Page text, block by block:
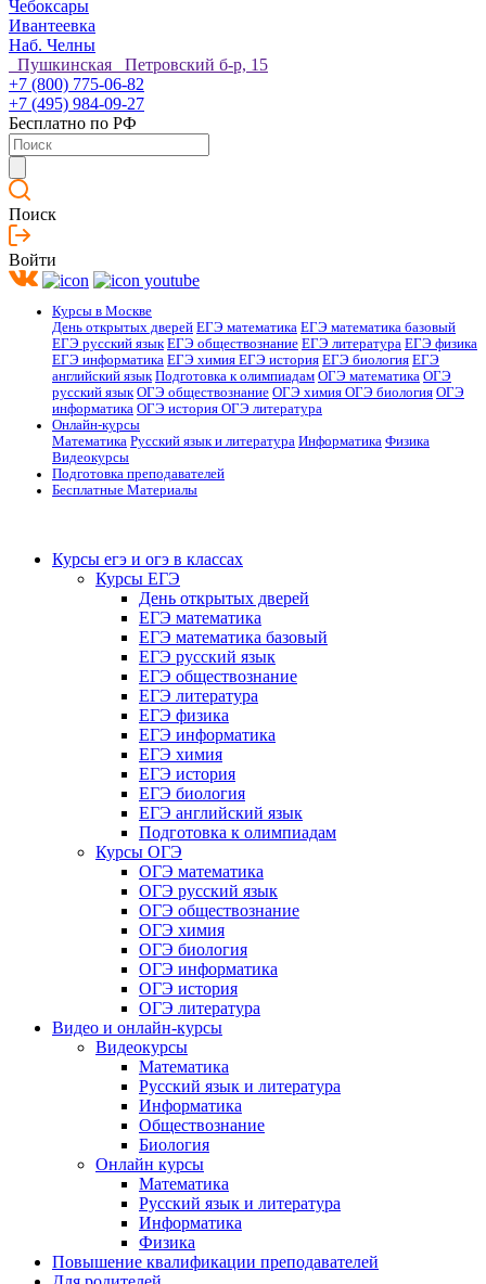
Чебоксары
Ивантеевка
Наб. Челны
Пушкинская Петровский б-р, 15
+7 (800) 775-06-82
+7 (495) 984-09-27
Бесплатно по РФ
Поиск
Войти
Курсы в Москве
День открытых дверей ЕГЭ математика ЕГЭ математика базовый
ЕГЭ русский язык ЕГЭ обществознание ЕГЭ литература ЕГЭ физика
ЕГЭ информатика ЕГЭ химия ЕГЭ история ЕГЭ биология ЕГЭ
английский язык Подготовка к олимпиадам ОГЭ математика ОГЭ
русский язык ОГЭ обществознание ОГЭ химия ОГЭ биология ОГЭ
информатика ОГЭ история ОГЭ литература
Онлайн-курсы
Математика Русский язык и литература Информатика Физика
Видеокурсы
Подготовка преподавателей
Бесплатные Материалы
Курсы егэ и огэ в классах
Курсы ЕГЭ
День открытых дверей
ЕГЭ математика
ЕГЭ математика базовый
ЕГЭ русский язык
ЕГЭ обществознание
ЕГЭ литература
ЕГЭ физика
ЕГЭ информатика
ЕГЭ химия
ЕГЭ история
ЕГЭ биология
ЕГЭ английский язык
Подготовка к олимпиадам
Курсы ОГЭ
ОГЭ математика
ОГЭ русский язык
ОГЭ обществознание
ОГЭ химия
ОГЭ биология
ОГЭ информатика
ОГЭ история
ОГЭ литература
Видео и онлайн-курсы
Видеокурсы
Математика
Русский язык и литература
Информатика
Обществознание
Биология
Онлайн курсы
Математика
Русский язык и литература
Информатика
Физика
Повышение квалификации преподавателей